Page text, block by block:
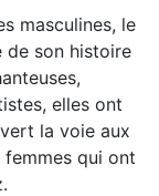
masculines, le
de son histoire
elles ont
la voie aux
qui ont